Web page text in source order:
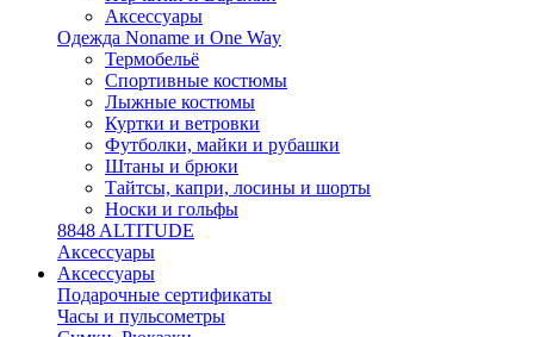
Аксессуары
Одежда Noname и One Way
Термобельё
Спортивные костюмы
Лыжные костюмы
Куртки и ветровки
Футболки, майки и рубашки
Штаны и брюки
Тайтсы, капри, лосины и шорты
Носки и гольфы
8848 ALTITUDE
Аксессуары
Аксессуары
Подарочные сертификаты
Часы и пульсометры